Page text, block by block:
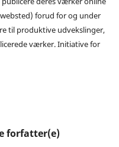
forud for og under
til produktive udvekslinger,
værker. Initiative for
forfatter(e)